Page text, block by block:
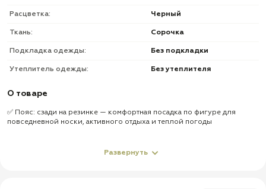
Расцветка: Черный
Ткань: Сорочка
Подкладка одежды: Без подкладки
Утеплитель одежды: Без утеплителя
О товаре
✅ Пояс: сзади на резинке — комфортная посадка по фигуре для
повседневной носки, активного отдыха и теплой погоды
Развернуть